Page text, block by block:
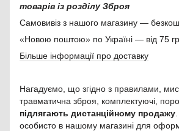
товарів із розділу Зброя
Самовивіз з нашого магазину —
«Новою поштою» по Україні — від 75
Більше інформації про доставку
Нагадуємо, що згідно з правилами,
травматична зброя, комплектуючі,
підлягають дистанційному продажу
особисто в нашому магазині для